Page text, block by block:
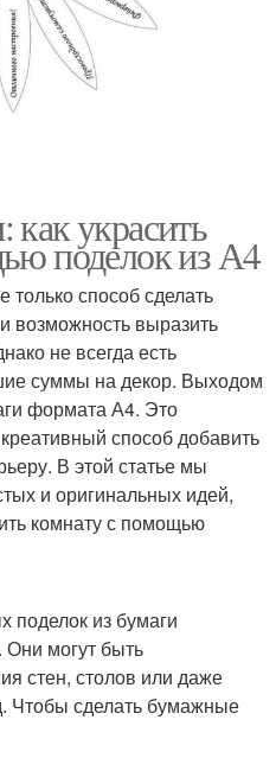
украсить
поделок из А4
способ сделать
возможность выразить
не всегда есть
суммы на декор. Выходом
формата А4. Это
способ добавить
В этой статье мы
и оригинальных идей,
комнату с помощью
поделок из бумаги
могут быть
стен, столов или даже
Чтобы сделать бумажные